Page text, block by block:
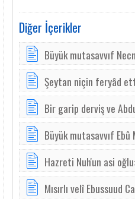
Diğer İçerikler
Büyük mutasavvıf
Şeytan niçin feryâd
Bir garip derviş ve
Bü­yük mu­ta­sav­vıf
Hazreti Nuh'un asi
Mısırlı velî Ebussuud